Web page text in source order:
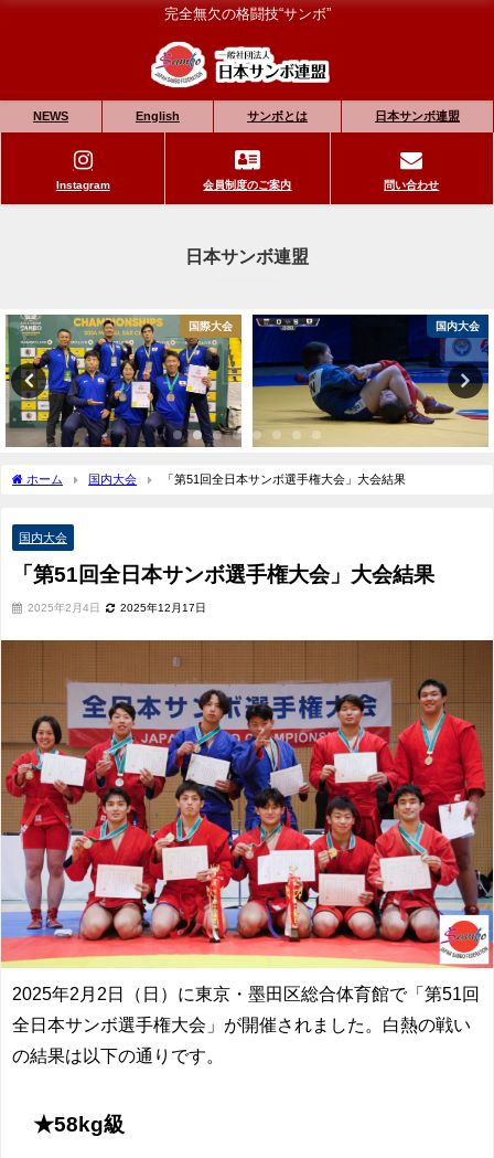
完全無欠の格闘技“サンボ”
NEWS English サンボとは 日本サンボ連盟
Instagram 会員制度のご案内 問い合わせ
日本サンボ連盟
国際大会 国内大会
ホーム 国内大会 「第51回全日本サンボ選手権大会」大会結果
国内大会
「第51回全日本サンボ選手権大会」大会結果
2025年2月4日 2025年12月17日
2025年2月2日（日）に東京・墨田区総合体育館で「第51回
全日本サンボ選手権大会」が開催されました。白熱の戦い
の結果は以下の通りです。
★58kg級